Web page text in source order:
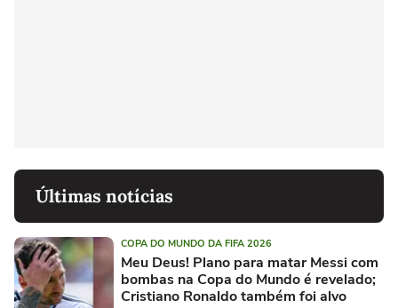
Últimas notícias
COPA DO MUNDO DA FIFA 2026
Meu Deus! Plano para matar Messi com
bombas na Copa do Mundo é revelado;
Cristiano Ronaldo também foi alvo